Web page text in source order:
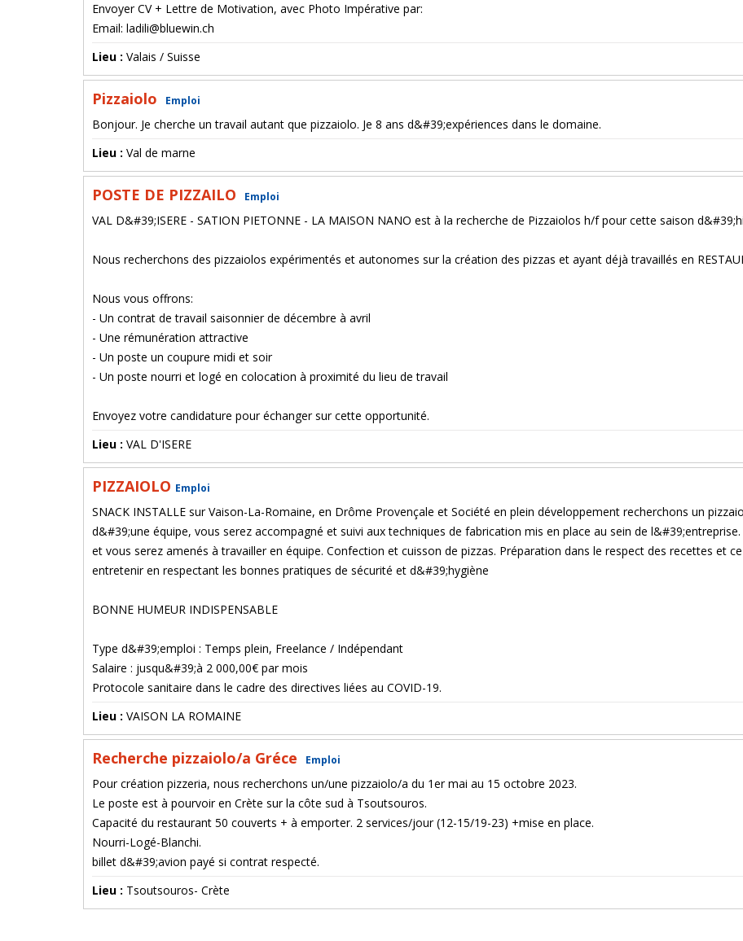
Envoyer CV + Lettre de Motivation, avec Photo Impérative par:
Email: ladili@bluewin.ch
Lieu : Valais / Suisse
Pizzaiolo Emploi
Bonjour. Je cherche un travail autant que pizzaiolo. Je 8 ans d&#39;expériences dans le domaine.
Lieu : Val de marne
POSTE DE PIZZAILO Emploi
VAL D&#39;ISERE - SATION PIETONNE - LA MAISON NANO est à la recherche de Pizzaiolos h/f pour cette saison
Nous recherchons des pizzaiolos expérimentés et autonomes sur la création des pizzas et ayant déjà travaillés en
Nous vous offrons:
- Un contrat de travail saisonnier de décembre à avril
- Une rémunération attractive
- Un poste un coupure midi et soir
- Un poste nourri et logé en colocation à proximité du lieu de travail
Envoyez votre candidature pour échanger sur cette opportunité.
Lieu : VAL D'ISERE
PIZZAIOLO Emploi
SNACK INSTALLE sur Vaison-La-Romaine, en Drôme Provençale et Société en plein développement recherchons un
d&#39;une équipe, vous serez accompagné et suivi aux techniques de fabrication mis en place au sein de
et vous serez amenés à travailler en équipe. Confection et cuisson de pizzas. Préparation dans le respect des recettes et
entretenir en respectant les bonnes pratiques de sécurité et d&#39;hygiène
BONNE HUMEUR INDISPENSABLE
Type d&#39;emploi : Temps plein, Freelance / Indépendant
Salaire : jusqu&#39;à 2 000,00€ par mois
Protocole sanitaire dans le cadre des directives liées au COVID-19.
Lieu : VAISON LA ROMAINE
Recherche pizzaiolo/a Gréce Emploi
Pour création pizzeria, nous recherchons un/une pizzaiolo/a du 1er mai au 15 octobre 2023.
Le poste est à pourvoir en Crète sur la côte sud à Tsoutsouros.
Capacité du restaurant 50 couverts + à emporter. 2 services/jour (12-15/19-23) +mise en place.
Nourri-Logé-Blanchi.
billet d&#39;avion payé si contrat respecté.
Lieu : Tsoutsouros- Crète